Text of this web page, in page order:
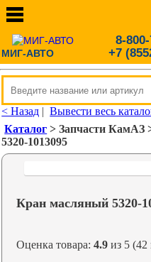
МИГ-АВТО
8-
+7
< Назад |Вывести весь
Каталог > Запчасти КамАЗ
5320-1013095
Кран масляный 5320-
Оценка товара:4.9 из 5 (42